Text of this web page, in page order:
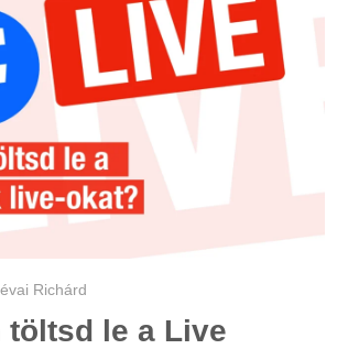
Richárd
töltsd le a Live